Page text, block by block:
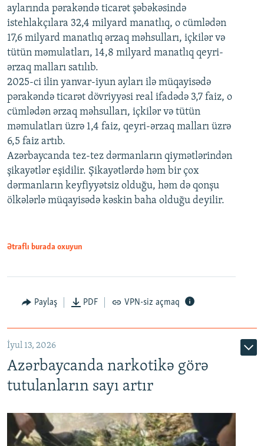
aylarında pərakəndə ticarət şəbəkəsində
istehlakçılara 32,4 milyard manatlıq, o cümlədən
17,6 milyard manatlıq ərzaq məhsulları, içkilər və
tütün məmulatları, 14,8 milyard manatlıq qeyri-
ərzaq malları satılıb.
2025-ci ilin yanvar-iyun ayları ilə müqayisədə
pərakəndə ticarət dövriyyəsi real ifadədə 3,7 faiz, o
cümlədən ərzaq məhsulları, içkilər və tütün
məmulatları üzrə 1,4 faiz, qeyri-ərzaq malları üzrə
6,5 faiz artıb.
Azərbaycanda tez-tez dərmanların qiymətlərindən
şikayətlər eşidilir. Şikayətlərdə həm bir çox
dərmanların keyfiyyətsiz olduğu, həm də qonşu
ölkələrlə müqayisədə kəskin baha olduğu deyilir.
Ətraflı burada oxuyun
Paylaş PDF VPN-siz açmaq
İyul 13, 2026
Azərbaycanda narkotikə görə
tutulanların sayı artır